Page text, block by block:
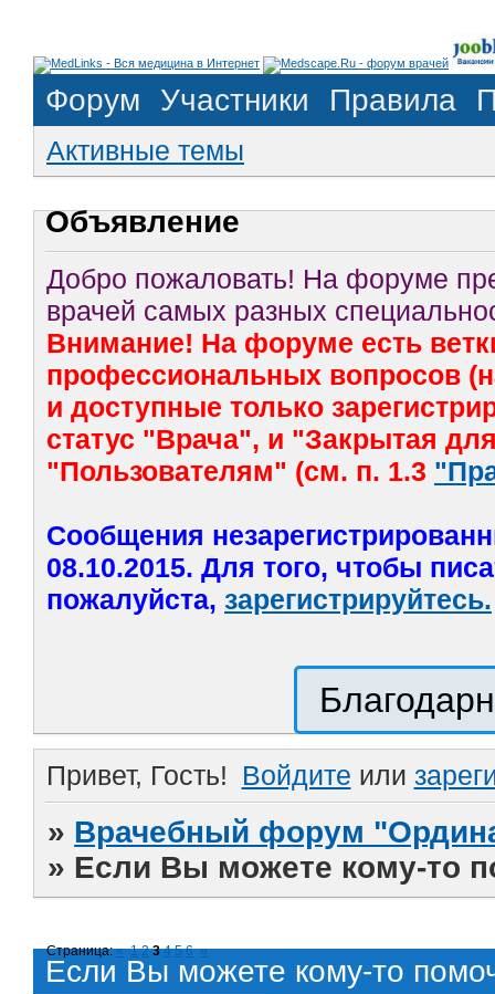
Форум Участники Правила
Активные темы
Объявление
Добро пожаловать! На форуме
врачей самых разных
Внимание! На форуме есть
профессиональных вопросов
и доступные только
статус "Врача", и "Закрытая
"Пользователям" (см. п. 1.3
Сообщения
08.10.2015. Для того, чтобы
пожалуйста, зарегистрируйтесь.
Привет, Гость! Войдите или
» Врачебный форум
» Если Вы можете кому-то
Если Вы можете кому-то
Страница:« 1 2 3 4 5 6 »